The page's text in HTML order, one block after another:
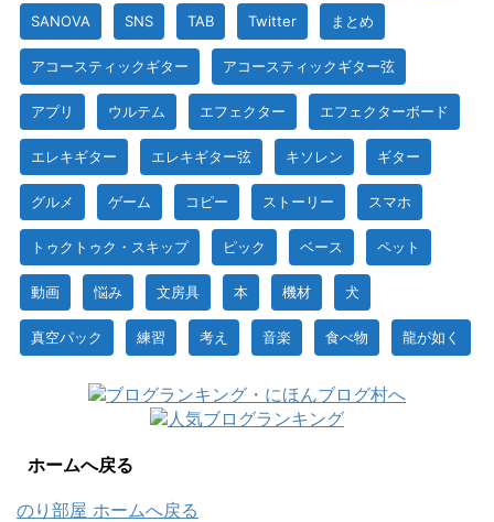
SANOVA SNS TAB Twitter まとめ
アコースティックギター アコースティックギター弦
アプリ ウルテム エフェクター エフェクターボード
エレキギター エレキギター弦 キソレン ギター
グルメ ゲーム コピー ストーリー スマホ
トゥクトゥク・スキップ ピック ベース ペット
動画 悩み 文房具 本 機材 犬
真空パック 練習 考え 音楽 食べ物 龍が如く
ホームへ戻る
のり部屋 ホームへ戻る